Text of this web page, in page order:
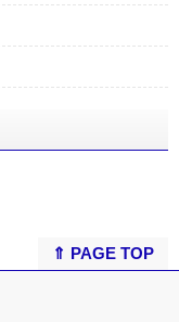
⇑ PAGE TOP